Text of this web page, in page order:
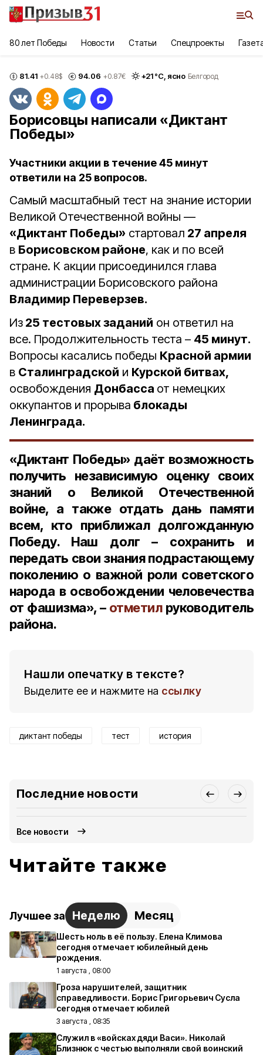
80 лет Победы Новости Статьи Спецпроекты
81.41 +0.48$ 94.06 +0.87€ +21°С, ясно Белгород
Борисовцы написали «Диктант
Победы»
Участники акции в течение 45 минут
ответили на 25 вопросов.
Самый масштабный тест на знание истории
Великой Отечественной войны —
«Диктант Победы» стартовал 27 апреля
в Борисовском районе, как и по всей
стране. К акции присоединился глава
администрации Борисовского района
Владимир Переверзев.
Из 25 тестовых заданий он ответил на
все. Продолжительность теста – 45 минут.
Вопросы касались победы Красной армии
в Сталинградской и Курской битвах,
освобождения Донбасса от немецких
оккупантов и прорыва блокады
Ленинграда.
«Диктант Победы» даёт возможность
получить независимую оценку своих
знаний о Великой Отечественной
войне, а также отдать дань памяти
всем, кто приближал долгожданную
Победу. Наш долг – сохранить и
передать свои знания подрастающему
поколению о важной роли советского
народа в освобождении человечества
от фашизма», – отметилруководитель
района.
Нашли опечатку в тексте?
Выделите ее и нажмите на ссылку
диктант победы тест история
Последние новости
Все новости
Читайте также
Лучшее за Неделю Месяц
Шесть ноль в её пользу. Елена Климова
сегодня отмечает юбилейный день
рождения.
1 августа , 08:00
Гроза нарушителей, защитник
справедливости. Борис Григорьевич Сусла
сегодня отмечает юбилей
3 августа , 08:35
Служил в «войсках дяди Васи». Николай
Близнюк с честью выполняли свой воинский